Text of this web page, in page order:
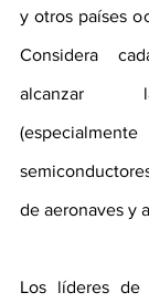
y otros países
Considera
alcanzar
de aeronaves y
Los líderes de